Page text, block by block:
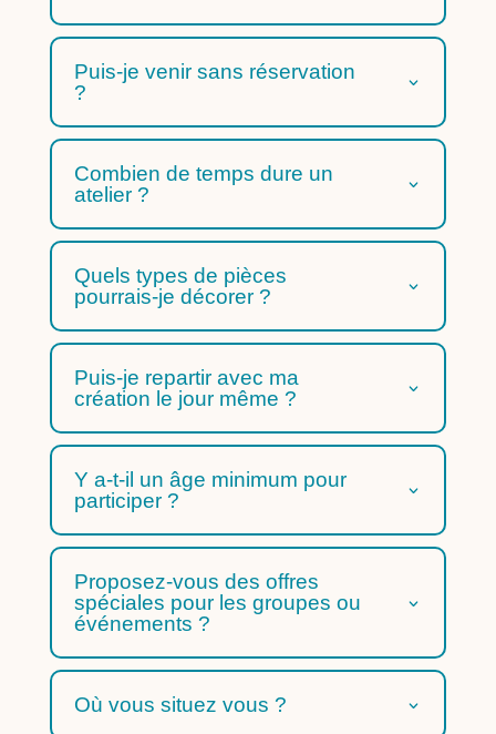
Puis-je venir sans réservation
?
Combien de temps dure un
atelier ?
Quels types de pièces
pourrais-je décorer ?
Puis-je repartir avec ma
création le jour même ?
Y a-t-il un âge minimum pour
participer ?
Proposez-vous des offres
spéciales pour les groupes ou
événements ?
Où vous situez vous ?